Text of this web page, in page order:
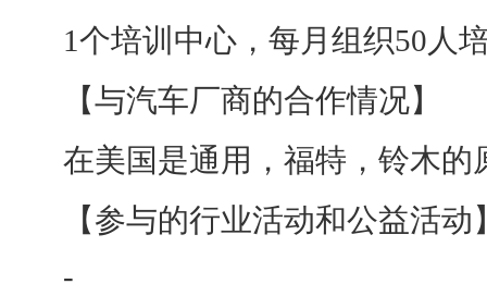
1个培训中心，每月组织50人
【与汽车厂商的合作情况】
在美国是通用，福特，铃木的
【参与的行业活动和公益活动
-